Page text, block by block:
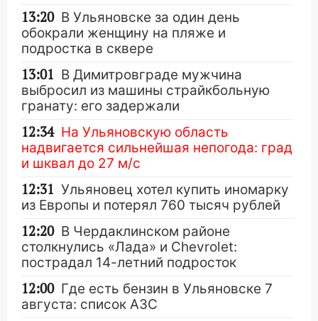
13:20 В Ульяновске за один день
обокрали женщину на пляже и
подростка в сквере
13:01 В Димитровграде мужчина
выбросил из машины страйкбольную
гранату: его задержали
12:34 На Ульяновскую область
надвигается сильнейшая непогода: град
и шквал до 27 м/с
12:31 Ульяновец хотел купить иномарку
из Европы и потерял 760 тысяч рублей
12:20 В Чердаклинском районе
столкнулись «Лада» и Chevrolet:
пострадал 14-летний подросток
12:00 Где есть бензин в Ульяновске 7
августа: список АЗС